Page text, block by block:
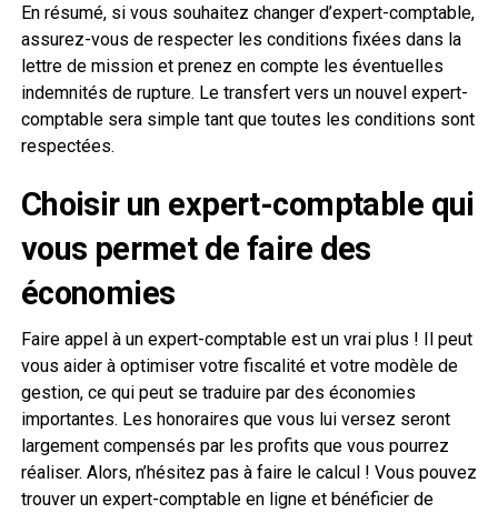
En résumé, si vous souhaitez changer d’expert-comptable,
assurez-vous de respecter les conditions fixées dans la
lettre de mission et prenez en compte les éventuelles
indemnités de rupture. Le transfert vers un nouvel expert-
comptable sera simple tant que toutes les conditions sont
respectées.
Choisir un expert-comptable qui
vous permet de faire des
économies
Faire appel à un expert-comptable est un vrai plus ! Il peut
vous aider à optimiser votre fiscalité et votre modèle de
gestion, ce qui peut se traduire par des économies
importantes. Les honoraires que vous lui versez seront
largement compensés par les profits que vous pourrez
réaliser. Alors, n’hésitez pas à faire le calcul ! Vous pouvez
trouver un expert-comptable en ligne et bénéficier de